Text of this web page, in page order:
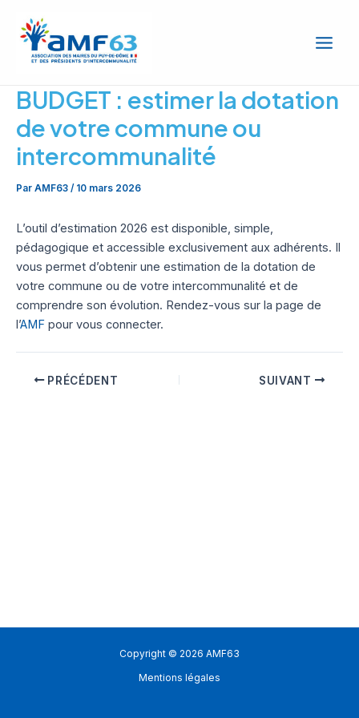
contenu
BUDGET : estimer la dotation
de votre commune ou
intercommunalité
Par AMF63 / 10 mars 2026
L’outil d’estimation 2026 est disponible, simple,
pédagogique et accessible exclusivement aux adhérents. Il
vous permet d’obtenir une estimation de la dotation de
votre commune ou de votre intercommunalité et de
comprendre son évolution. Rendez-vous sur la page de
l’AMF pour vous connecter.
PRÉCÉDENT SUIVANT
Copyright © 2026 AMF63
Mentions légales